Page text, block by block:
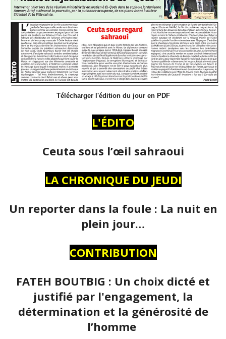
Télécharger l'édition du jour en PDF
L'ÉDITO
Ceuta sous l’œil sahraoui
LA CHRONIQUE DU JEUDI
Un reporter dans la foule : La nuit en
plein jour…
CONTRIBUTION
FATEH BOUTBIG : Un choix dicté et
justifié par l'engagement, la
détermination et la générosité de
l’homme